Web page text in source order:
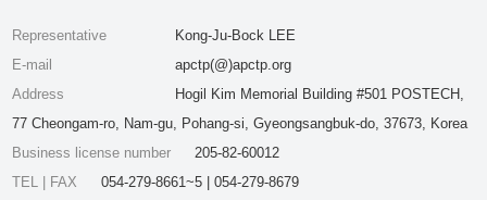
Representative
Kong-Ju-Bock LEE
E-mail
apctp(@)apctp.org
Address
Hogil Kim Memorial Building #501 POSTECH,
77 Cheongam-ro, Nam-gu, Pohang-si, Gyeongsangbuk-do, 37673, Korea
Business license number
205-82-60012
TEL | FAX
054-279-8661~5 | 054-279-8679